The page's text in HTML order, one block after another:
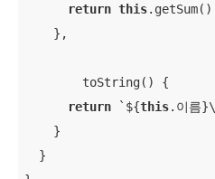
return this
    },
        toString() {
return `${this.이름
    }
  }